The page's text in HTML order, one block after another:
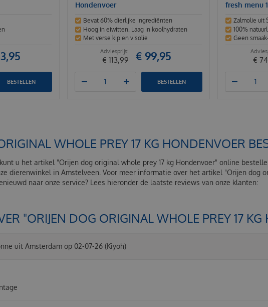
,95
BESTELLEN
Hondenvoer
Bevat 60% dierlijke ingrediënten
Hoog in eiwitten. Laag in koolhydraten
Met verse kip en visolie
€ 113,99 € 99,95
BESTELLEN
fresh menu
Zalmolie uit
100%
Geen
€ 74
WHOLE PREY 17 KG HONDENVOER
kunt u het artikel "Orijen dog original whole prey 17 kg Hondenvoer" online
dierenwinkel in Amstelveen. Voor meer informatie over het artikel "Orijen dog
naar onze service? Lees hieronder de laatste reviews van onze klanten:
"ORIJEN DOG ORIGINAL WHOLE PREY 17
uit Amsterdam op 02-07-26 (Kiyoh)